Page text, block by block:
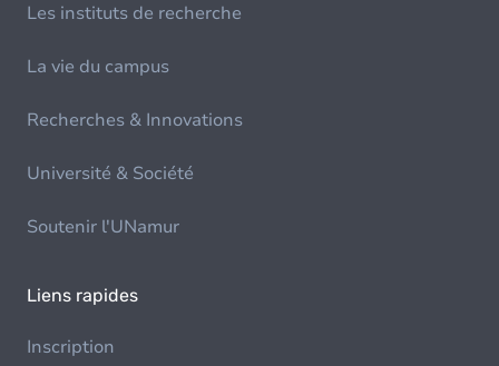
Les instituts de recherche
La vie du campus
Recherches & Innovations
Université & Société
Soutenir l'UNamur
Liens rapides
Inscription